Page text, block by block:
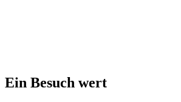
Ein Besuch wert